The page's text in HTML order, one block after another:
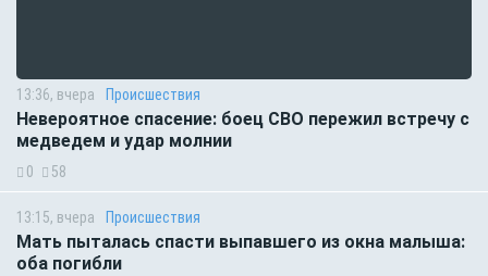
13:36, вчера Происшествия
Невероятное спасение: боец СВО пережил встречу с
медведем и удар молнии
0 58
13:15, вчера Происшествия
Мать пыталась спасти выпавшего из окна малыша:
оба погибли